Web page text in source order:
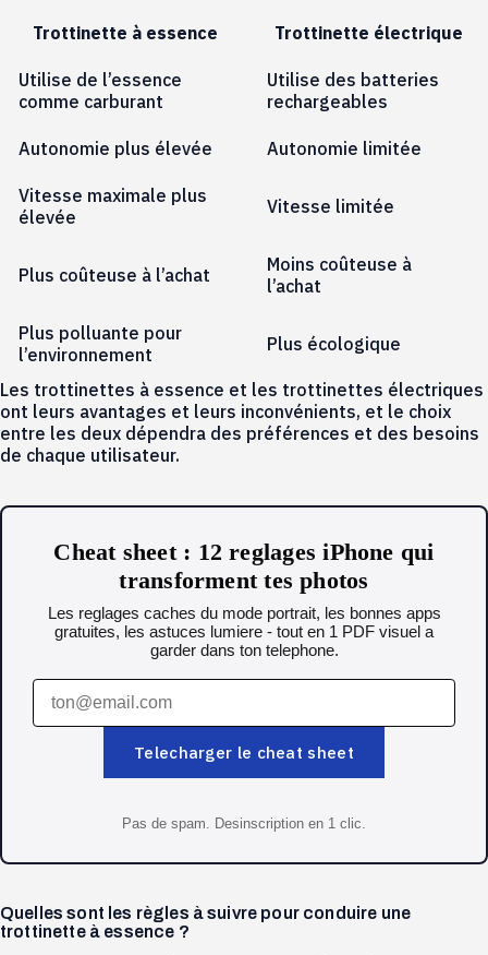
Trottinette à essence Trottinette électrique
Utilise de l’essence
comme carburant
Utilise des batteries
rechargeables
Autonomie plus élevée Autonomie limitée
Vitesse maximale plus
élevée
Vitesse limitée
Plus coûteuse à l’achat
Moins coûteuse à
l’achat
Plus polluante pour
l’environnement
Plus écologique
Les trottinettes à essence et les trottinettes électriques
ont leurs avantages et leurs inconvénients, et le choix
entre les deux dépendra des préférences et des besoins
de chaque utilisateur.
Cheat sheet : 12 reglages iPhone qui
transforment tes photos
Les reglages caches du mode portrait, les bonnes apps
gratuites, les astuces lumiere - tout en 1 PDF visuel a
garder dans ton telephone.
Telecharger le cheat sheet
Pas de spam. Desinscription en 1 clic.
Quelles sont les règles à suivre pour conduire une
trottinette à essence ?